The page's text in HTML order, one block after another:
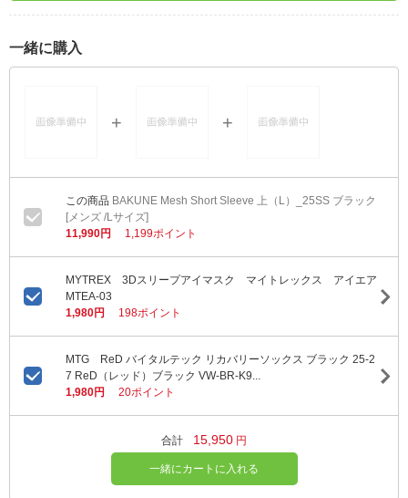
一緒に購入
BAKUNE Mesh Short Sleeve 上（L）_25SS ブラック
[メンズ /Lサイズ]
11,990円
1,199ポイント
MYTREX 3Dスリープアイマスク マイトレックス アイエア
MTEA-03
1,980円
198ポイント
MTG ReD バイタルテック リカバリーソックス ブラック 25-2
7 ReD（レッド）ブラック VW-BR-K9...
1,980円
20ポイント
合計 15,950 円
一緒にカートに入れる